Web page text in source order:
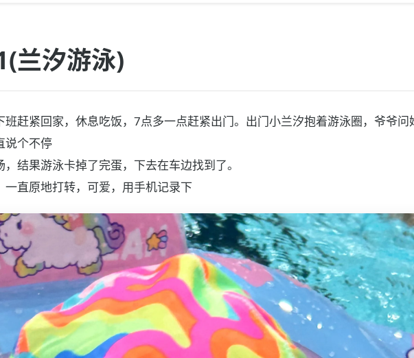
兰汐游泳)
赶紧回家，休息吃饭，7点多一点赶紧出门。出门小兰汐抱着游泳圈，爷爷
说个不停
结果游泳卡掉了完蛋，下去在车边找到了。
直原地打转，可爱，用手机记录下